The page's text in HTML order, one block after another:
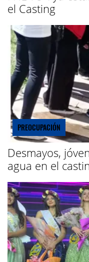
el Casting
PREOCUPACIÓN
Desmayos,
agua en el